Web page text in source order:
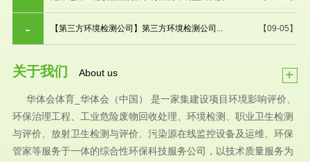
【09-05】
【第三方环境检测公司】第三方环境检测公司...
关于我们 About us +
华体会体育_华体会（中国） 是一家集建设项目环境影响评价、
环保治理工程、工业危险废物回收处理、环境检测、职业卫生检测
与评价、放射卫生检测与评价、污染源在线监控设备及运维、环保
管家等服务于一体的综合性环保科技服务公司，以技术质量服务为